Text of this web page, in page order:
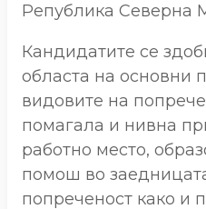
Република Северна
Кандидатите се
областа на основни
видовите на
помагала и нивна
работно место,
помош во
попреченост како и